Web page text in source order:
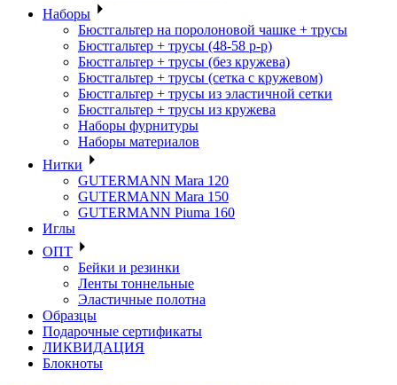
Наборы
Бюстгальтер на поролоновой чашке + трусы
Бюстгальтер + трусы (48-58 р-р)
Бюстгальтер + трусы (без кружева)
Бюстгальтер + трусы (сетка с кружевом)
Бюстгальтер + трусы из эластичной сетки
Бюстгальтер + трусы из кружева
Наборы фурнитуры
Наборы материалов
Нитки
GUTERMANN Mara 120
GUTERMANN Mara 150
GUTERMANN Piuma 160
Иглы
ОПТ
Бейки и резинки
Ленты тоннельные
Эластичные полотна
Образцы
Подарочные сертификаты
ЛИКВИДАЦИЯ
Блокноты